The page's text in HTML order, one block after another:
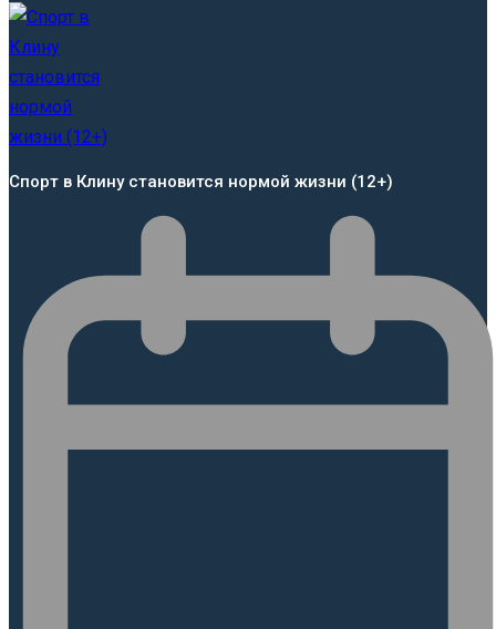
Спорт в Клину становится нормой жизни (12+)